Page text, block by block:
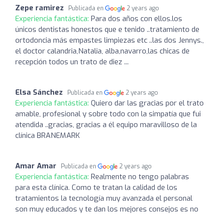
Zepe ramirez Publicada en 2 years ago
Experiencia fantástica: Para dos años con ellos.los
únicos dentistas honestos que e tenido ..tratamiento de
ortodoncia más empastes limpiezas etc ..las dos Jennys.,
el doctor calandria,Natalia, alba,navarro,las chicas de
recepción todos un trato de diez ...
Elsa Sánchez Publicada en 2 years ago
Experiencia fantástica: Quiero dar las gracias por el trato
amable, profesional y sobre todo con la simpatía que fui
atendida ..gracias, gracias a él equipo maravilloso de la
clínica BRANEMARK
Amar Amar Publicada en 2 years ago
Experiencia fantástica: Realmente no tengo palabras
para esta clínica. Como te tratan la calidad de los
tratamientos la tecnología muy avanzada el personal
son muy educados y te dan los mejores consejos es no